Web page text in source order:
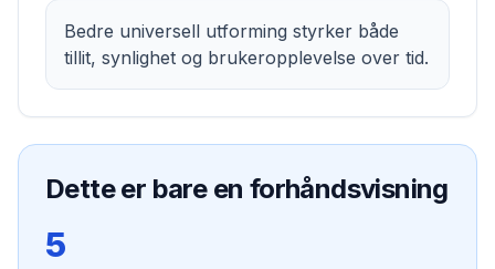
Bedre universell utforming styrker både
tillit, synlighet og brukeropplevelse over tid.
Dette er bare en forhåndsvisning
5